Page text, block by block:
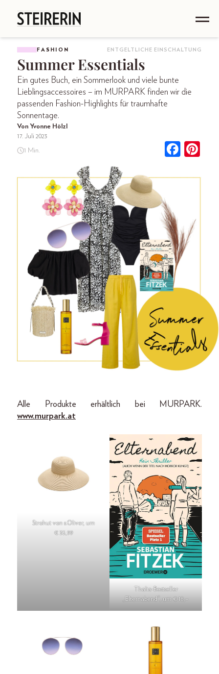
FASHION ENTGELTLICHE EINSCHALTUNG
Summer Essentials
Ein gutes Buch, ein Sommerlook und viele bunte
Lieblingsaccessoires – im MURPARK finden wir die
passenden Fashion-Highlights für traumhafte
Sonnentage.
Von Yvonne Hölzl
17. Juli 2023
1 Min.
Alle Produkte erhältlich bei MURPARK.
www.murpark.at
Strohut von s.Oliver, um
€ 35,99
Thalia-Bestseller
„Elternabend“, um € 18,–